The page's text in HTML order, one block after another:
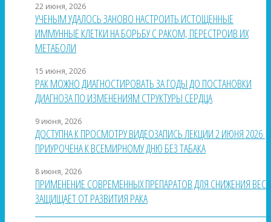
22 июня, 2026
УЧЕНЫМ УДАЛОСЬ ЗАНОВО НАСТРОИТЬ ИСТОЩЕННЫЕ
ИММУННЫЕ КЛЕТКИ НА БОРЬБУ С РАКОМ, ПЕРЕСТРОИВ ИХ
МЕТАБОЛИ
15 июня, 2026
РАК МОЖНО ДИАГНОСТИРОВАТЬ ЗА ГОДЫ ДО ПОСТАНОВКИ
ДИАГНОЗА ПО ИЗМЕНЕНИЯМ СТРУКТУРЫ СЕРДЦА
9 июня, 2026
ДОСТУПНА К ПРОСМОТРУ ВИДЕОЗАПИСЬ ЛЕКЦИИ 2 ИЮНЯ 2026 |
ПРИУРОЧЕНА К ВСЕМИРНОМУ ДНЮ БЕЗ ТАБАКА
8 июня, 2026
ПРИМЕНЕНИЕ СОВРЕМЕННЫХ ПРЕПАРАТОВ ДЛЯ СНИЖЕНИЯ ВЕСА
ЗАЩИЩАЕТ ОТ РАЗВИТИЯ РАКА